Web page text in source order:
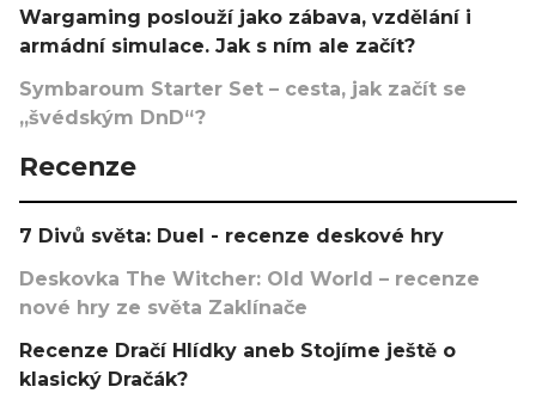
Wargaming poslouží jako zábava, vzdělání i
armádní simulace. Jak s ním ale začít?
Symbaroum Starter Set – cesta, jak začít se
„švédským DnD“?
Recenze
7 Divů světa: Duel - recenze deskové hry
Deskovka The Witcher: Old World – recenze
nové hry ze světa Zaklínače
Recenze Dračí Hlídky aneb Stojíme ještě o
klasický Dračák?